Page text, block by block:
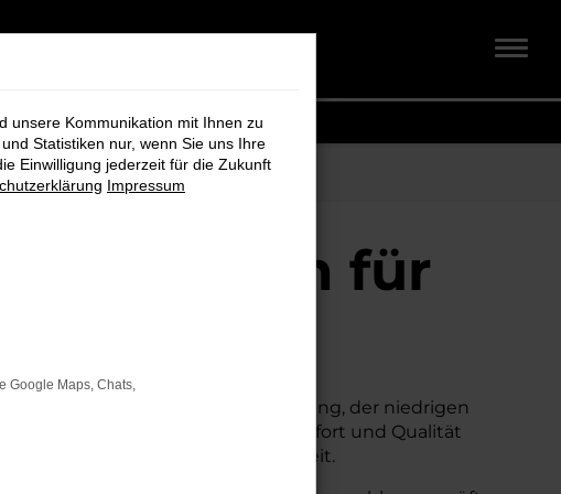
für
Mit seiner erstklassigen Ausstattung, der niedrigen
zum Neuwagen, ohne auf Komfort und Qualität
Sicherheit und Wirtschaftlichkeit.
unsere Kommunikation mit Ihnen zu
Statistiken nur, wenn Sie uns Ihre
Einwilligung jederzeit für die Zukunft
Impressum
Google Maps, Chats,